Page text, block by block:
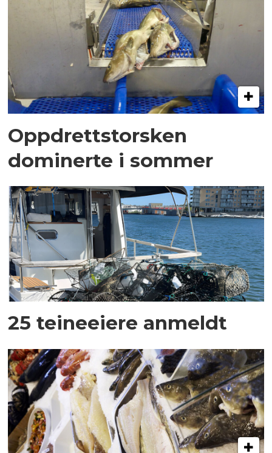
Oppdrettstorsken
dominerte i sommer
25 teineeiere anmeldt